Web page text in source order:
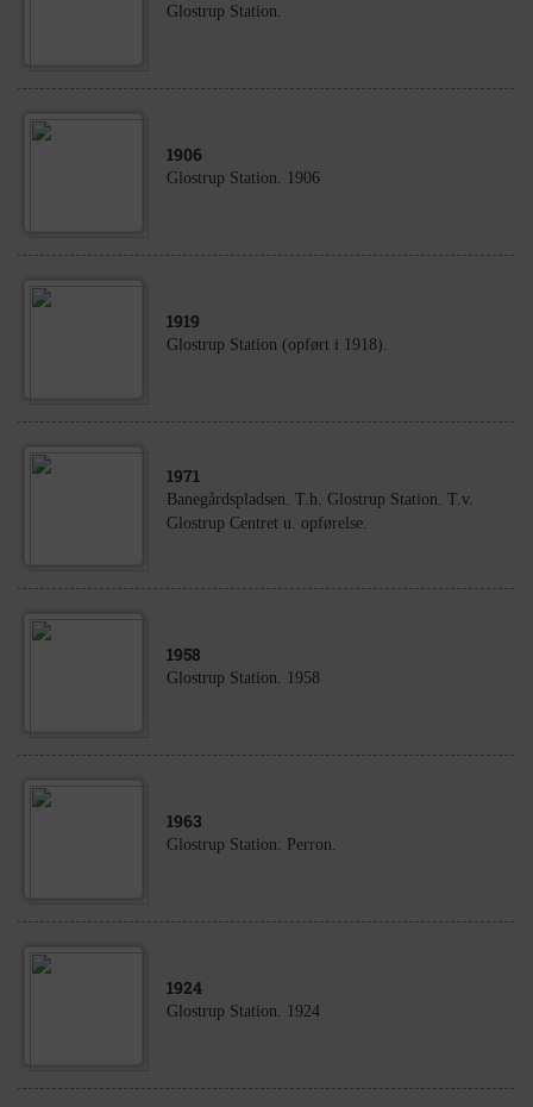
Glostrup Station.
1906
Glostrup Station. 1906
1919
Glostrup Station (opført i 1918).
1971
Banegårdspladsen. T.h. Glostrup Station. T.v.
Glostrup Centret u. opførelse.
1958
Glostrup Station. 1958
1963
Glostrup Station: Perron.
1924
Glostrup Station. 1924